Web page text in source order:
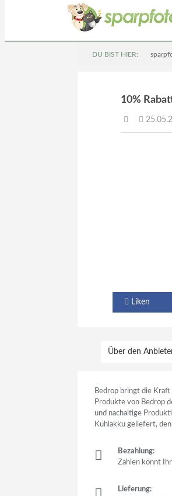
DU BIST HIER:
10%
Liken
Über den
Bedrop bringt die Kraft
Produkte von Bedrop
und nachaltige
Kühlakku geliefert,
Bezahlung:
Zahlen könnt
Lieferung: